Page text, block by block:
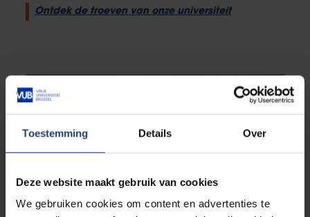
Toestemming Details Over
Deze website maakt gebruik van cookies
We gebruiken cookies om content en advertenties te
Ontdek de troeven van onze universiteit